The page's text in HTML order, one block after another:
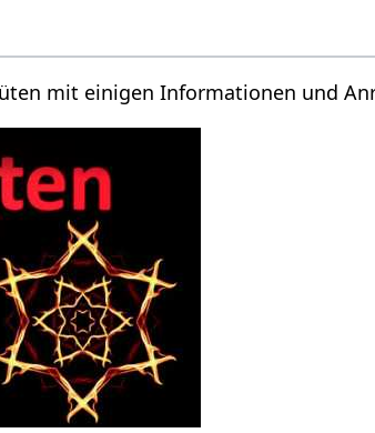
mit einigen Informationen und